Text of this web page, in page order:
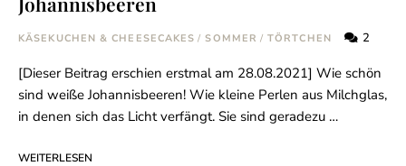
KÄSEKUCHEN & CHEESECAKES / SOMMER / TÖRTCHEN 2
[Dieser Beitrag erschien erstmal am 28.08.2021] Wie schön
sind weiße Johannisbeeren! Wie kleine Perlen aus Milchglas,
in denen sich das Licht verfängt. Sie sind geradezu …
WEITERLESEN